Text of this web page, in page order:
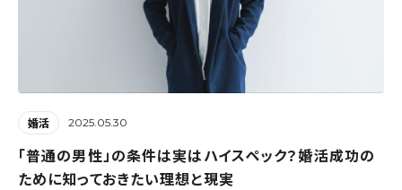
婚活 2025.05.30
「普通の男性」の条件は実はハイスペック？婚活成功の
ために知っておきたい理想と現実